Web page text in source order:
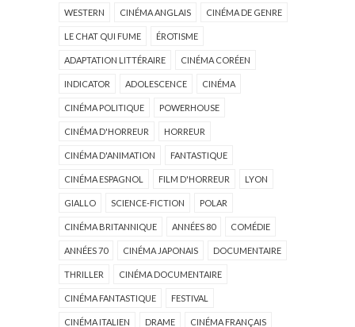
WESTERN CINÉMA ANGLAIS CINÉMA DE GENRE
LE CHAT QUI FUME ÉROTISME
ADAPTATION LITTÉRAIRE CINÉMA CORÉEN
INDICATOR ADOLESCENCE CINÉMA
CINÉMA POLITIQUE POWERHOUSE
CINÉMA D'HORREUR HORREUR
CINÉMA D'ANIMATION FANTASTIQUE
CINÉMA ESPAGNOL FILM D'HORREUR LYON
GIALLO SCIENCE-FICTION POLAR
CINÉMA BRITANNIQUE ANNÉES 80 COMÉDIE
ANNÉES 70 CINÉMA JAPONAIS DOCUMENTAIRE
THRILLER CINÉMA DOCUMENTAIRE
CINÉMA FANTASTIQUE FESTIVAL
CINÉMA ITALIEN DRAME CINÉMA FRANÇAIS